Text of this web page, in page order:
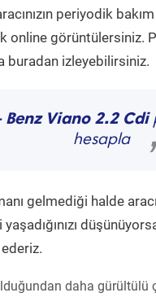
periyodik
online görüntülersiniz.
buradan izleyebilirsiniz.
Benz Viano 2.2 Cdi
hesapla
gelmediği halde
daha gürültülü